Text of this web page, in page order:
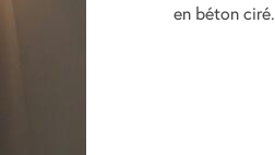
en béton ciré.